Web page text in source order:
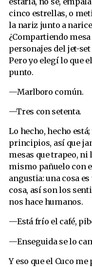
cinco estrellas, o
la nariz junto a
¿Compartiendo
personajes del jet-
Pero yo elegí lo que
punto.
—Marlboro común.
—Tres con setenta.
Lo hecho, hecho
principios, así que
mesas que trapeo,
mismo pañuelo con
angustia: una cosa
cosa, así son los
nos hace humanos.
—Está frío el café,
—Enseguida se lo
Y eso que el Cuco